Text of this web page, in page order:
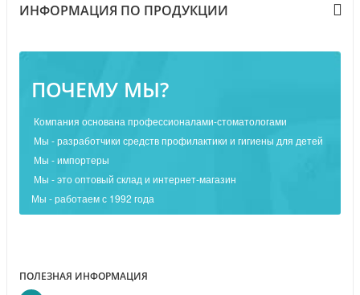
ИНФОРМАЦИЯ ПО ПРОДУКЦИИ
ПОЧЕМУ МЫ?
Компания основана профессионалами-стоматологами
Мы - разработчики средств профилактики и гигиены для детей
Мы - импортеры
Мы - это оптовый склад и интернет-магазин
Мы - работаем с 1992 года
ПОЛЕЗНАЯ ИНФОРМАЦИЯ